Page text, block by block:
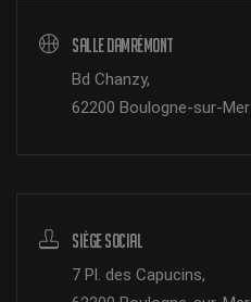
Salle Damrémont
Bd Chanzy,
62200 Boulogne-sur-Mer
Siège Social
7 Pl. des Capucins,